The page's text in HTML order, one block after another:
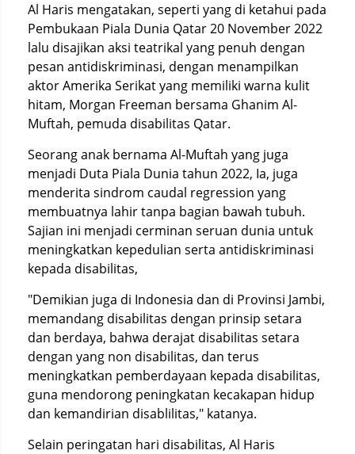
Al Haris mengatakan, seperti yang di ketahui pada
Pembukaan Piala Dunia Qatar 20 November 2022
lalu disajikan aksi teatrikal yang penuh dengan
pesan antidiskriminasi, dengan menampilkan
aktor Amerika Serikat yang memiliki warna kulit
hitam, Morgan Freeman bersama Ghanim Al-
Muftah, pemuda disabilitas Qatar.
Seorang anak bernama Al-Muftah yang juga
menjadi Duta Piala Dunia tahun 2022, Ia, juga
menderita sindrom caudal regression yang
membuatnya lahir tanpa bagian bawah tubuh.
Sajian ini menjadi cerminan seruan dunia untuk
meningkatkan kepedulian serta antidiskriminasi
kepada disabilitas,
"Demikian juga di Indonesia dan di Provinsi Jambi,
memandang disabilitas dengan prinsip setara
dan berdaya, bahwa derajat disabilitas setara
dengan yang non disabilitas, dan terus
meningkatkan pemberdayaan kepada disabilitas,
guna mendorong peningkatan kecakapan hidup
dan kemandirian disablilitas," katanya.
Selain peringatan hari disabilitas, Al Haris